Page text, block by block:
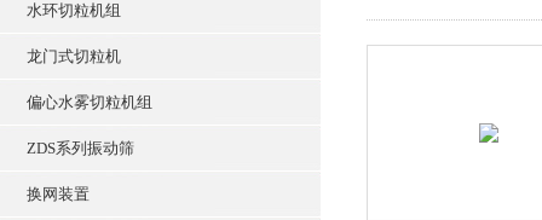
水环切粒机组
龙门式切粒机
偏心水雾切粒机组
ZDS系列振动筛
换网装置